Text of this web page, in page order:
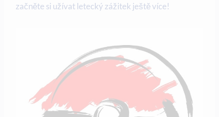
začněte si užívat letecký zážitek ještě více!